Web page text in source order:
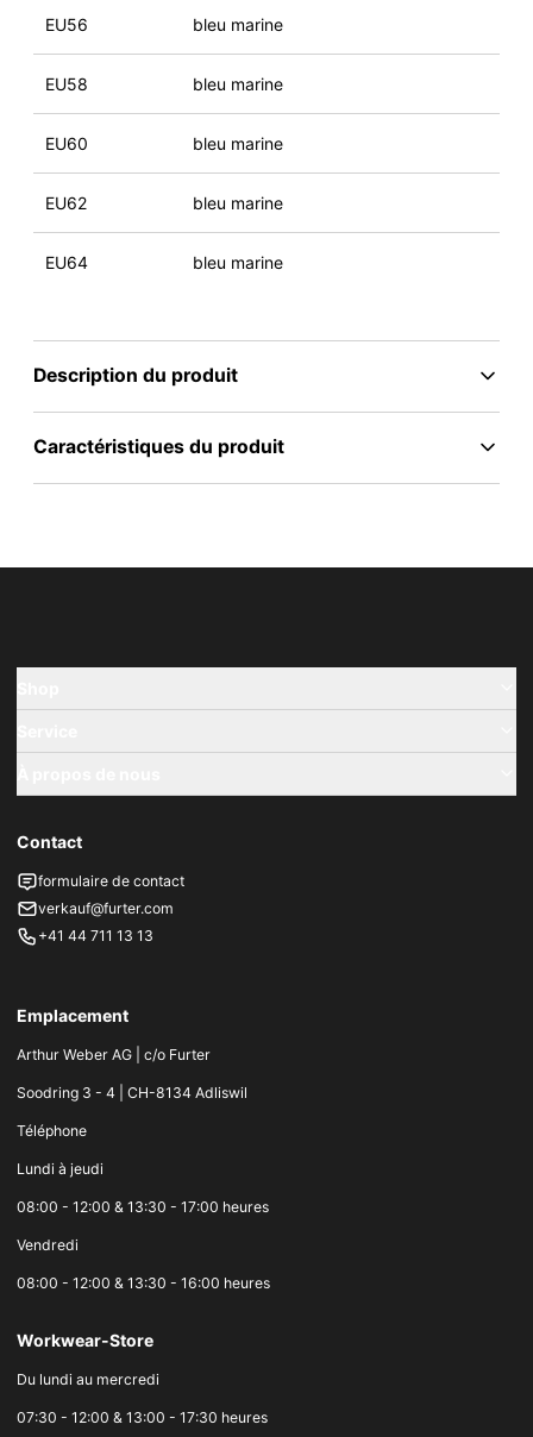
EU56 bleu marine
EU58 bleu marine
EU60 bleu marine
EU62 bleu marine
EU64 bleu marine
Description du produit
Caractéristiques du produit
Contact
formulaire de contact
verkauf@furter.com
+41 44 711 13 13
Emplacement
Arthur Weber AG | c/o Furter
Soodring 3 - 4 | CH-8134 Adliswil
Téléphone
Lundi à jeudi
08:00 - 12:00 & 13:30 - 17:00 heures
Vendredi
08:00 - 12:00 & 13:30 - 16:00 heures
Workwear-Store
Du lundi au mercredi
07:30 - 12:00 & 13:00 - 17:30 heures